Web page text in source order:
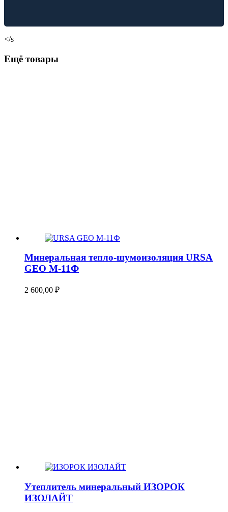
</s
Ещё товары
Минеральная тепло-шумоизоляция URSA
GEO М-11Ф
2 600,00 ₽
Утеплитель минеральный ИЗОРОК
ИЗОЛАЙТ